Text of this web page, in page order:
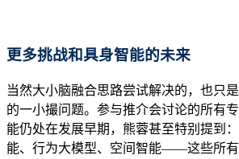
更多挑战和具身智能的未来
当然大小脑融合思路尝试解决的，也只
的一小撮问题。参与推介会讨论的所有
能仍处在发展早期，熊蓉甚至特别提到
能、行为大模型、空间智能——这些所有